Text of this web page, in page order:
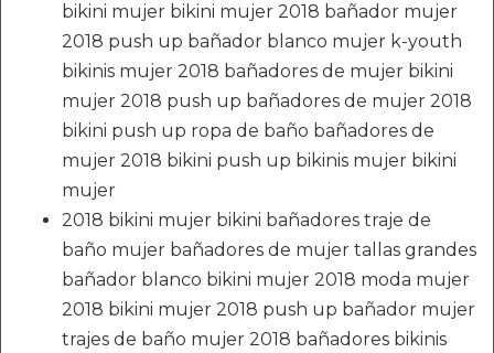
bikini mujer bikini mujer 2018 bañador mujer
2018 push up bañador blanco mujer k-youth
bikinis mujer 2018 bañadores de mujer bikini
mujer 2018 push up bañadores de mujer 2018
bikini push up ropa de baño bañadores de
mujer 2018 bikini push up bikinis mujer bikini
mujer
2018 bikini mujer bikini bañadores traje de
baño mujer bañadores de mujer tallas grandes
bañador blanco bikini mujer 2018 moda mujer
2018 bikini mujer 2018 push up bañador mujer
trajes de baño mujer 2018 bañadores bikinis